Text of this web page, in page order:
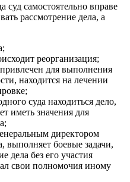
суд самостоятельно вправе
рассмотрение дела, а
реорганизация;
для выполнения
находится на лечении
суда находиться дело,
иметь значения для
директором
выполняет боевые задачи,
дела без его участия
свои полномочия иному